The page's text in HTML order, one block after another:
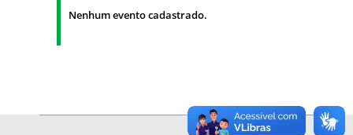
Nenhum evento cadastrado.